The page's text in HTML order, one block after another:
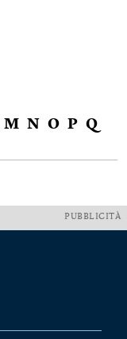
M N O P Q
PUBBLICITÀ